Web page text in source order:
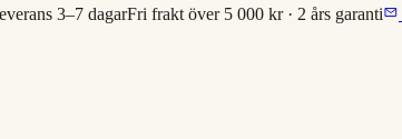
3–7 dagarFri frakt över 5 000 kr · 2 års garanti